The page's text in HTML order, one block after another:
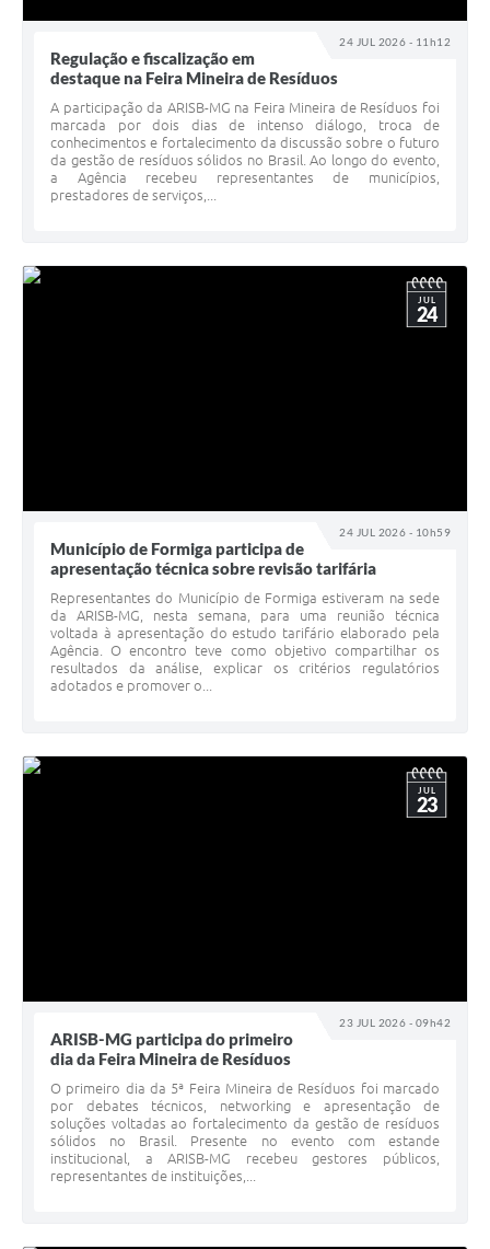
24 JUL 2026 - 11h12
Regulação e fiscalização em
destaque na Feira Mineira de Resíduos
A participação da ARISB-MG na Feira Mineira de Resíduos foi
marcada por dois dias de intenso diálogo, troca de
conhecimentos e fortalecimento da discussão sobre o futuro
da gestão de resíduos sólidos no Brasil. Ao longo do evento,
a Agência recebeu representantes de municípios,
prestadores de serviços,...
24 JUL 2026 - 10h59
JUL
24
Município de Formiga participa de
apresentação técnica sobre revisão tarifária
Representantes do Município de Formiga estiveram na sede
da ARISB-MG, nesta semana, para uma reunião técnica
voltada à apresentação do estudo tarifário elaborado pela
Agência. O encontro teve como objetivo compartilhar os
resultados da análise, explicar os critérios regulatórios
adotados e promover o...
23 JUL 2026 - 09h42
JUL
23
ARISB-MG participa do primeiro
dia da Feira Mineira de Resíduos
O primeiro dia da 5ª Feira Mineira de Resíduos foi marcado
por debates técnicos, networking e apresentação de
soluções voltadas ao fortalecimento da gestão de resíduos
sólidos no Brasil. Presente no evento com estande
institucional, a ARISB-MG recebeu gestores públicos,
representantes de instituições,...